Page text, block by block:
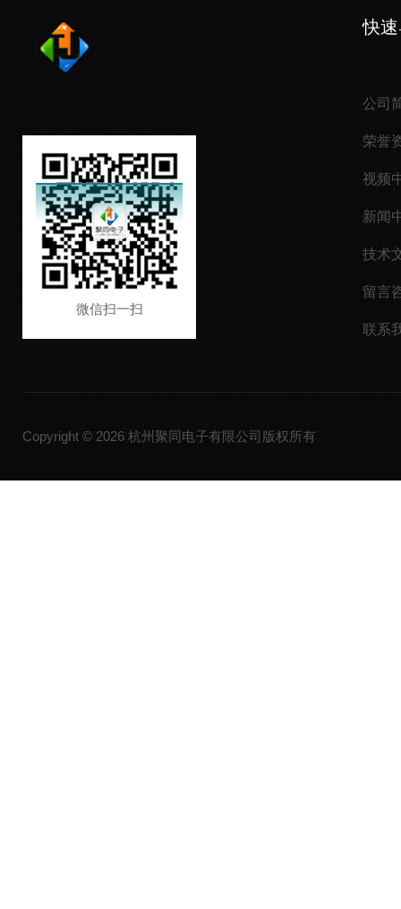
微信扫一扫
快
公司
荣誉
视频
新闻
技术
留言
联系
Copyright © 2026 杭州聚同电子有限公司版权所有